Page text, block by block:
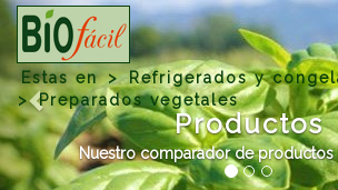
Estas en
Refrigerados y
Preparados vegetales
Productos
Nuestro comparador de
Previous